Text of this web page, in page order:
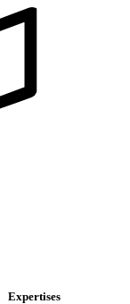
Expertises